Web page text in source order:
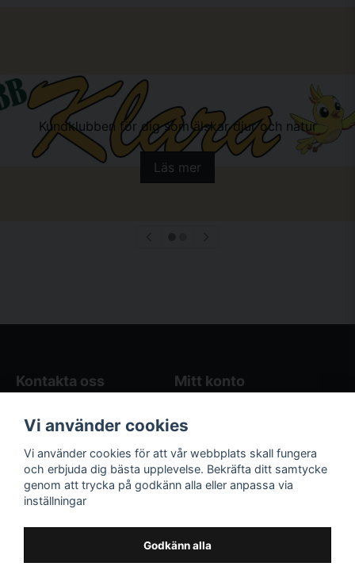
Kundklubben för dig som älskar djur och natur
Läs mer
Kontakta oss
Butikens öppettider
Kontakta oss
Mitt konto
Registrera dig
Följ oss på sociala
medier!
Våra räkneverktyg
Hönsgårdsräknare
Vi använder cookies
Vi använder cookies för att vår webbplats skall fungera
och erbjuda dig bästa upplevelse. Bekräfta ditt samtycke
genom att trycka på godkänn alla eller anpassa via
inställningar
Godkänn alla